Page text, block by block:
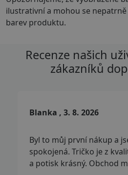
ilustrativní a mohou se
barev produktu.
Recenze našich
zákazníků
Blanka , 3. 8. 2026
Byl to můj první nákup a
spokojená. Tričko je z
a potisk krásný. Obchod